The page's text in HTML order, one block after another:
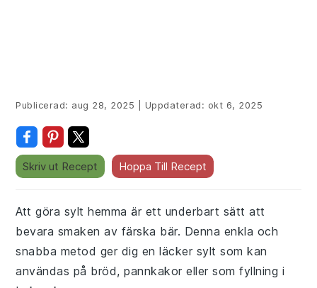
Publicerad: aug 28, 2025 Uppdaterad: okt 6, 2025
Skriv ut Recept Hoppa Till Recept
Att göra sylt hemma är ett underbart sätt att
bevara smaken av färska bär. Denna enkla och
snabba metod ger dig en läcker sylt som kan
användas på bröd, pannkakor eller som fyllning i